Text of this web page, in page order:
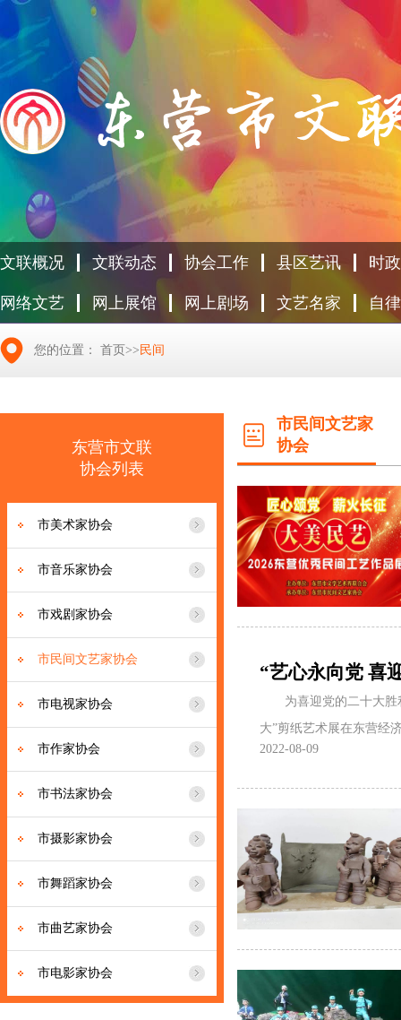
文联概况 文联动态 协会工作 县区艺讯 时
网络文艺 网上展馆 网上剧场 文艺名家 自
您的位置： 首页 >> 民间
东营市文联
协会列表
市美术家协会
市音乐家协会
市戏剧家协会
市民间文艺家协会
市电视家协会
市作家协会
市书法家协会
市摄影家协会
市舞蹈家协会
市曲艺家协会
市电影家协会
市民间文艺家
协会
“艺心永向党 喜
为喜迎党的二十大
大”剪纸艺术展在东营经
2022-08-09